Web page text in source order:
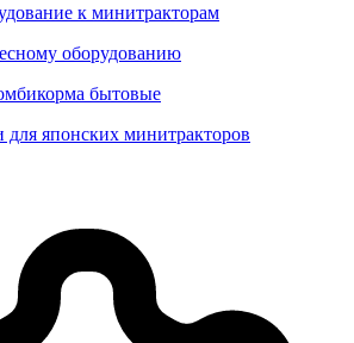
к минитракторам
оборудованию
бытовые
для японских минитракторов